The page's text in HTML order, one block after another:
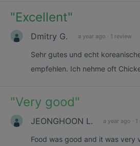
"Excellent"
Dmitry G. a year ago · 1 review
Sehr gutes und echt
empfehlen. Ich nehme oft
"Very good"
JEONGHOON L. a year ago · 1
Food was good and it was very